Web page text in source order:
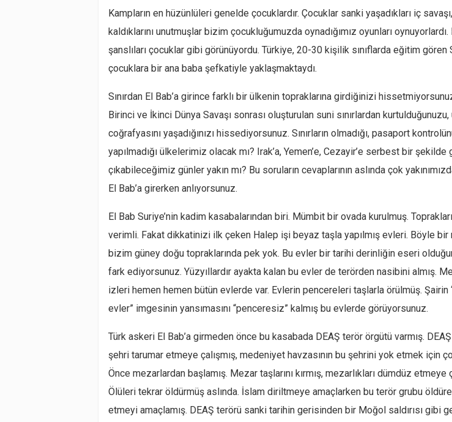
Kampların en hüzünlüleri genelde çocuklardır. Çocuklar sanki yaşadıkları iç
kaldıklarını unutmuşlar bizim çocukluğumuzda oynadığımız oyunları oynuyorlardı.
şanslıları çocuklar gibi görünüyordu. Türkiye, 20-30 kişilik sınıflarda eğitim gören
çocuklara bir ana baba şefkatiyle yaklaşmaktaydı.
Sınırdan El Bab’a girince farklı bir ülkenin topraklarına girdiğinizi
Birinci ve İkinci Dünya Savaşı sonrası oluşturulan suni sınırlardan
coğrafyasını yaşadığınızı hissediyorsunuz. Sınırların olmadığı, pasaport
yapılmadığı ülkelerimiz olacak mı? Irak’a, Yemen’e, Cezayir’e serbest bir şekilde
çıkabileceğimiz günler yakın mı? Bu soruların cevaplarının aslında çok
El Bab’a girerken anlıyorsunuz.
El Bab Suriye’nin kadim kasabalarından biri. Mümbit bir ovada kurulmuş.
verimli. Fakat dikkatinizi ilk çeken Halep işi beyaz taşla yapılmış evleri. Böyle bir
bizim güney doğu topraklarında pek yok. Bu evler bir tarihi derinliğin eseri
fark ediyorsunuz. Yüzyıllardır ayakta kalan bu evler de terörden nasibini almış.
izleri hemen hemen bütün evlerde var. Evlerin pencereleri taşlarla örülmüş. Şairin
evler” imgesinin yansımasını “penceresiz” kalmış bu evlerde görüyorsunuz.
Türk askeri El Bab’a girmeden önce bu kasabada DEAŞ terör örgütü varmış.
şehri tarumar etmeye çalışmış, medeniyet havzasının bu şehrini yok etmek için
Önce mezarlardan başlamış. Mezar taşlarını kırmış, mezarlıkları dümdüz etmeye
Ölüleri tekrar öldürmüş aslında. İslam diriltmeye amaçlarken bu terör grubu
etmeyi amaçlamış. DEAŞ terörü sanki tarihin gerisinden bir Moğol saldırısı gibi